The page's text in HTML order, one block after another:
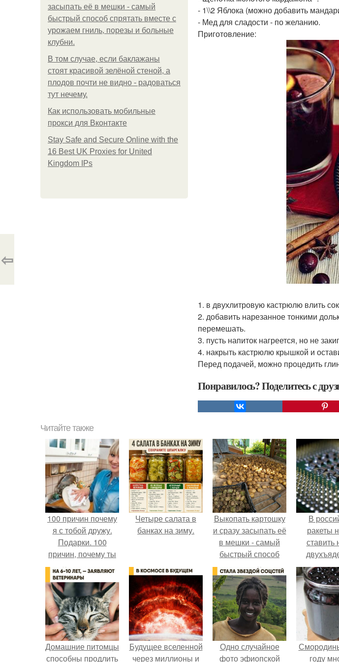
засыпать её в мешки - самый
быстрый способ спрятать вместе с
урожаем гниль, порезы и больные
клубни.
В том случае, если баклажаны
стоят красивой зелёной стеной, а
плодов почти не видно - радоваться
тут нечему.
Как использовать мобильные
прокси для Вконтакте
Stay Safe and Secure Online with the
16 Best UK Proxies for United
Kingdom IPs
- 1\\2 Яблока (можно добавить
- Мед для сладости - по желанию.
Приготовление:
1. в двухлитровую кастрюлю влить
2. добавить нарезанное тонкими
перемешать.
3. пусть напиток нагреется, но не
4. накрыть кастрюлю крышкой и
Перед подачей, можно процедить
Понравилось? Поделитесь с
⇦
Читайте также
100 причин почему
я с тобой дружу.
Подарки. 100
причин, почему ты
моя лучшая
подруга.
Четыре салата в
банках на зиму.
Выкопать картошку
и сразу засыпать её
в мешки - самый
быстрый способ
спрятать вместе с
урожаем гниль,
порезы и больные
клубни.
В
ракеты
ставить
Домашние питомцы
способны продлить
Будущее вселенной
через миллионы и
Одно случайное
фото эфиопской
году